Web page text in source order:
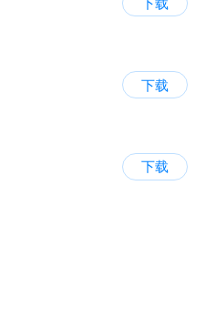
下载
下载
下载